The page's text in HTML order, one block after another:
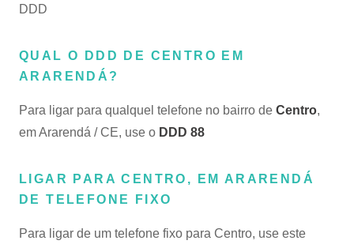
DDD
QUAL O DDD DE CENTRO EM
ARARENDÁ?
Para ligar para qualquel telefone no bairro de Centro,
em Ararendá / CE, use o DDD 88
LIGAR PARA CENTRO, EM ARARENDÁ
DE TELEFONE FIXO
Para ligar de um telefone fixo para Centro, use este